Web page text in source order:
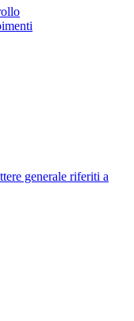
generale riferiti a